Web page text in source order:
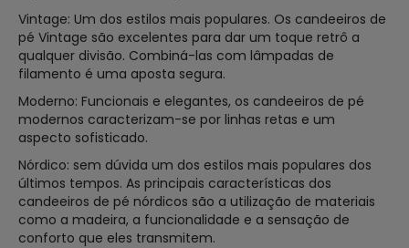
Vintage: Um dos estilos mais populares. Os candeeiros de
pé Vintage são excelentes para dar um toque retrô a
qualquer divisão. Combiná-las com lâmpadas de
filamento é uma aposta segura.
Moderno: Funcionais e elegantes, os candeeiros de pé
modernos caracterizam-se por linhas retas e um
aspecto sofisticado.
Nórdico: sem dúvida um dos estilos mais populares dos
últimos tempos. As principais características dos
candeeiros de pé nórdicos são a utilização de materiais
como a madeira, a funcionalidade e a sensação de
conforto que eles transmitem.